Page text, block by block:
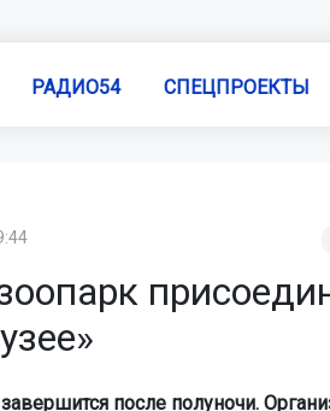
РАДИО54 СПЕЦПРОЕКТЫ
после полуночи.